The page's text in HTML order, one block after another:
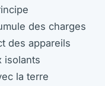
des charges
des appareils
isolants
la terre